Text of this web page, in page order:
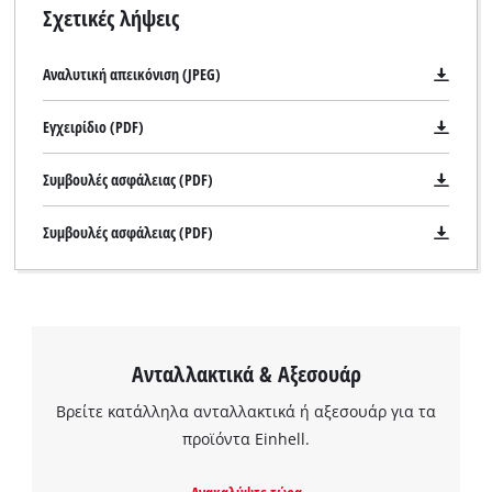
Σχετικές λήψεις
Αναλυτική απεικόνιση (JPEG)
Εγχειρίδιο (PDF)
Συμβουλές ασφάλειας (PDF)
Συμβουλές ασφάλειας (PDF)
Ανταλλακτικά & Αξεσουάρ
Βρείτε κατάλληλα ανταλλακτικά ή αξεσουάρ για τα
προϊόντα Einhell.